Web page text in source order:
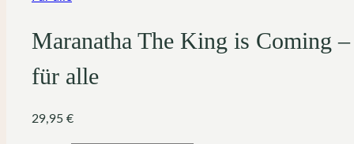
Maranatha The King is Coming
für alle
29,95 €